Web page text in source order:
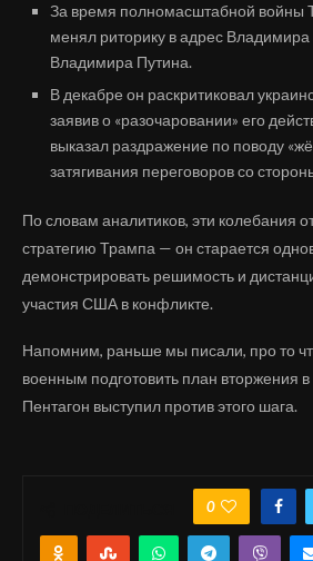
За время полномасштабной войны
менял риторику в адрес Владимира
Владимира Путина.
В декабре он раскритиковал
заявив о «разочаровании» его
выказал раздражение по поводу
затягивания переговоров со
По словам аналитиков, эти колебания
стратегию Трампа — он старается
демонстрировать решимость и
участия США в конфликте.
Напомним, раньше мы писали, про то
военным подготовить план вторжения
Пентагон выступил против этого шага.
0